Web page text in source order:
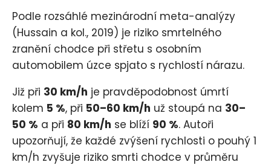
Podle rozsáhlé mezinárodní meta-analýzy
(Hussain a kol., 2019) je riziko smrtelného
zranění chodce při střetu s osobním
automobilem úzce spjato s rychlostí nárazu.
Již při 30 km/h je pravděpodobnost úmrtí
kolem 5 %, při 50–60 km/h už stoupá na 30–
50 % a při 80 km/h se blíží 90 %. Autoři
upozorňují, že každé zvýšení rychlosti o pouhý 1
km/h zvyšuje riziko smrti chodce v průměru